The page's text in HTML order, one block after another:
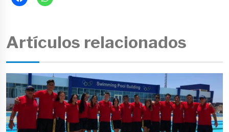
Artículos relacionados